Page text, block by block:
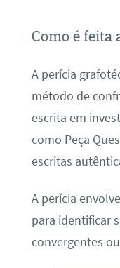
Como é feita
A perícia
método de
escrita em
como Peça
escritas
A perícia
para identificar
convergentes